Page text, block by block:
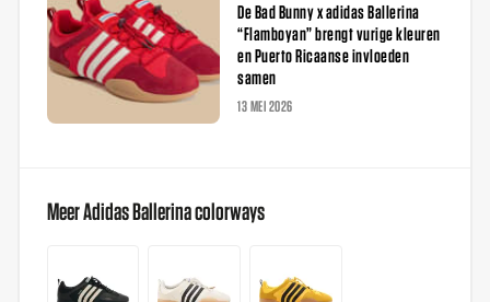
De Bad Bunny x adidas Ballerina
“Flamboyan” brengt vurige kleuren
en Puerto Ricaanse invloeden
samen
13 MEI 2026
Meer Adidas Ballerina colorways